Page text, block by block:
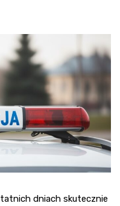
dniach skutecznie